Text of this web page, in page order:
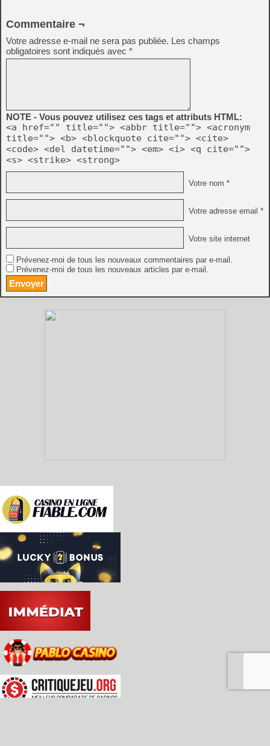
Commentaire ¬
Votre adresse e-mail ne sera pas publiée. Les champs
obligatoires sont indiqués avec *
NOTE - Vous pouvez utilisez ces tags et attributs HTML:
<a href="" title=""> <abbr title=""> <acronym
title=""> <b> <blockquote cite=""> <cite>
<code> <del datetime=""> <em> <i> <q cite="">
<s> <strike> <strong>
Votre nom *
Votre adresse email *
Votre site internet
Prévenez-moi de tous les nouveaux commentaires par e-mail.
Prévenez-moi de tous les nouveaux articles par e-mail.